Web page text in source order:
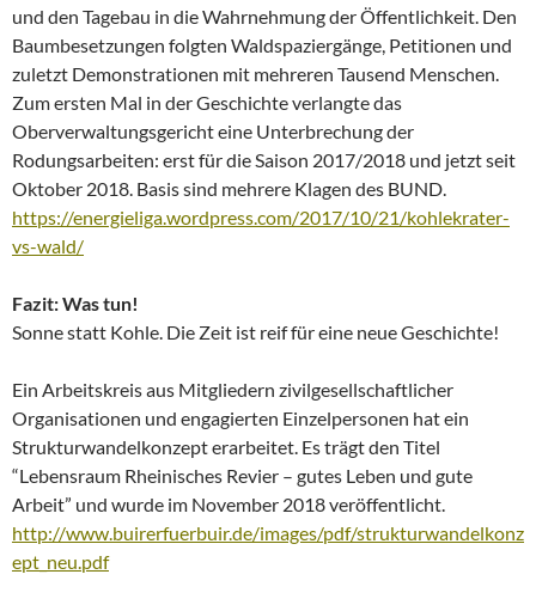
und den Tagebau in die Wahrnehmung der Öffentlichkeit. Den
Baumbesetzungen folgten Waldspaziergänge, Petitionen und
zuletzt Demonstrationen mit mehreren Tausend Menschen.
Zum ersten Mal in der Geschichte verlangte das
Oberverwaltungsgericht eine Unterbrechung der
Rodungsarbeiten: erst für die Saison 2017/2018 und jetzt seit
Oktober 2018. Basis sind mehrere Klagen des BUND.
https://energieliga.wordpress.com/2017/10/21/kohlekrater-
vs-wald/
Fazit: Was tun!
Sonne statt Kohle. Die Zeit ist reif für eine neue Geschichte!
Ein Arbeitskreis aus Mitgliedern zivilgesellschaftlicher
Organisationen und engagierten Einzelpersonen hat ein
Strukturwandelkonzept erarbeitet. Es trägt den Titel
“Lebensraum Rheinisches Revier – gutes Leben und gute
Arbeit” und wurde im November 2018 veröffentlicht.
http://www.buirerfuerbuir.de/images/pdf/strukturwandelkonz
ept_neu.pdf